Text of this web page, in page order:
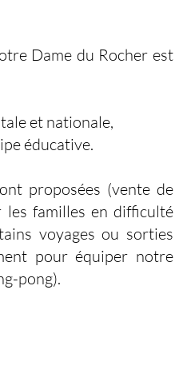
Dame du Rocher est
et nationale,
éducative.
proposées (vente de
familles en difficulté
voyages ou sorties
pour équiper notre
pong).